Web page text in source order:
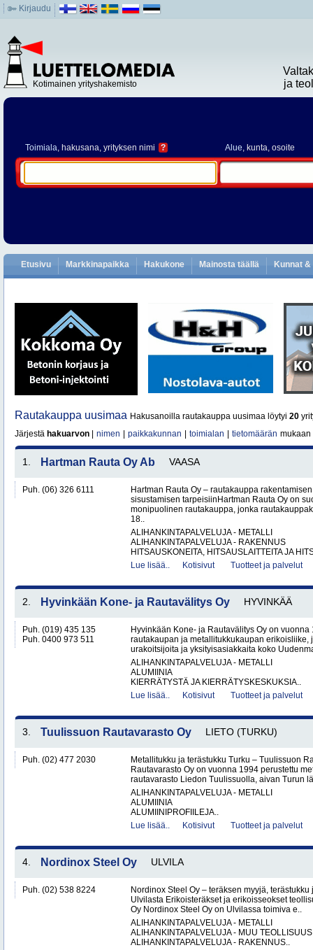
Kirjaudu
Kotimainen yrityshakemisto
ja
Toimiala, hakusana, yrityksen nimi ? Alue, kunta, osoite
Etusivu Markkinapaikka Hakukone Mainosta täällä Kunnat
Rautakauppa uusimaa Hakusanoilla rautakauppa uusimaa löytyi 20
Järjestä hakuarvon nimen paikkakunnan toimialan tietomäärän mukaan
1. Hartman Rauta Oy Ab VAASA
Puh. (06) 326 6111
Hartman Rauta Oy – rautakauppa
sisustamisen tarpeisiinHartman Rauta Oy on
monipuolinen rautakauppa, jonka
18..
ALIHANKINTAPALVELUJA - METALLI
ALIHANKINTAPALVELUJA - RAKENNUS
HITSAUSKONEITA, HITSAUSLAITTEITA JA
Lue lisää..
Kotisivut Tuotteet ja palvelut
2. Hyvinkään Kone- ja Rautavälitys Oy HYVINKÄÄ
Puh. (019) 435 135
Puh. 0400 973 511
Hyvinkään Kone- ja Rautavälitys Oy on
rautakaupan ja metallitukkukaupan erikoisliike,
urakoitsijoita ja yksityisasiakkaita koko
ALIHANKINTAPALVELUJA - METALLI
ALUMIINIA
KIERRÄTYSTÄ JA KIERRÄTYSKESKUKSIA..
Lue lisää..
Kotisivut Tuotteet ja palvelut
3. Tuulissuon Rautavarasto Oy LIETO (TURKU)
Puh. (02) 477 2030
Metallitukku ja terästukku Turku – Tuulissuon
Rautavarasto Oy on vuonna 1994 perustettu
rautavarasto Liedon Tuulissuolla, aivan Turun
ALIHANKINTAPALVELUJA - METALLI
ALUMIINIA
ALUMIINIPROFIILEJA..
Lue lisää..
Kotisivut Tuotteet ja palvelut
4. Nordinox Steel Oy ULVILA
Puh. (02) 538 8224
Nordinox Steel Oy – teräksen myyjä,
Ulvilasta Erikoisteräkset ja erikoisseokset
Oy Nordinox Steel Oy on Ulvilassa toimiva e..
ALIHANKINTAPALVELUJA - METALLI
ALIHANKINTAPALVELUJA - MUU TEOLLISUUS
ALIHANKINTAPALVELUJA - RAKENNUS..